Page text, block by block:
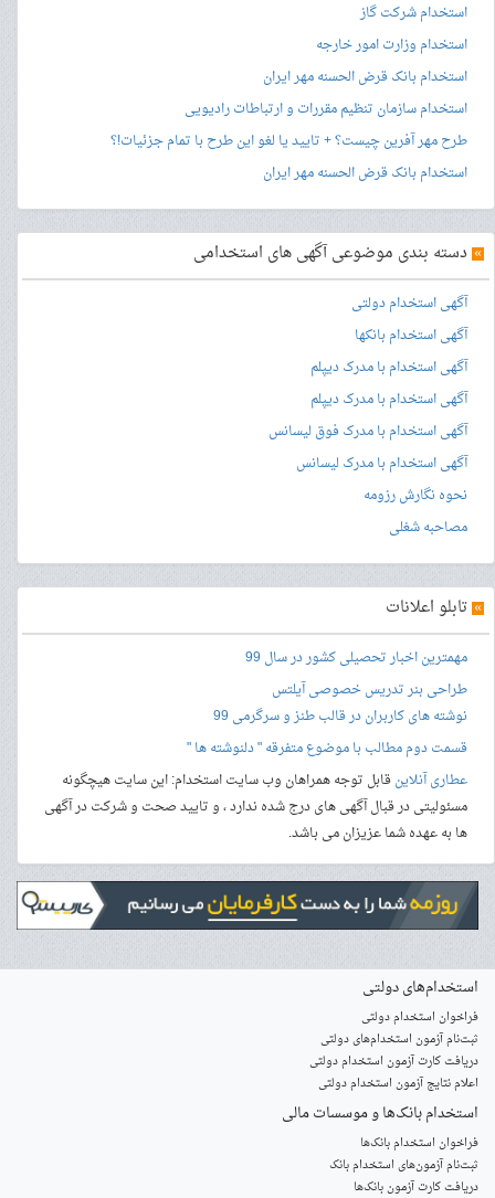
استخدام شرکت گاز
استخدام وزارت امور خارجه
استخدام بانک قرض الحسنه مهر ایران
استخدام سازمان تنظیم مقررات و ارتباطات رادیویی
طرح مهر آفرین چیست؟ + تایید یا لغو این طرح با تمام جزئیات!؟
استخدام بانک قرض الحسنه مهر ایران
» دسته بندی موضوعی آگهی های استخدامی
آگهی استخدام دولتی
آگهی استخدام بانکها
آگهی استخدام با مدرک دیپلم
آگهی استخدام با مدرک دیپلم
آگهی استخدام با مدرک فوق لیسانس
آگهی استخدام با مدرک لیسانس
نحوه نگارش رزومه
مصاحبه شغلی
» تابلو اعلانات
مهمترین اخبار تحصیلی کشور در سال 99
طراحی بنرتدریس خصوصی آیلتس
نوشته های کاربران در قالب طنز و سرگرمی 99
قسمت دوم مطالب با موضوع متفرقه " دلنوشته ها "
عطاری آنلاینقابل توجه همراهان وب سایت استخدام: این سایت هیچگونه
مسئولیتی در قبال آگهی های درج شده ندارد ، و تایید صحت و شرکت در آگهی
ها به عهده شما عزیزان می باشد.
استخدام‌های دولتی
فراخوان استخدام دولتی
ثبت‌نام آزمون‌ استخدام‌های دولتی
دریافت کارت آزمون استخدام دولتی
اعلام نتایج آزمون استخدام دولتی
استخدام‌ بانک‌ها و موسسات مالی
فراخوان استخدام بانک‌ها
‌ثبت‌نام آزمون‌های استخدام بانک
دریافت کارت آزمون بانک‌ها